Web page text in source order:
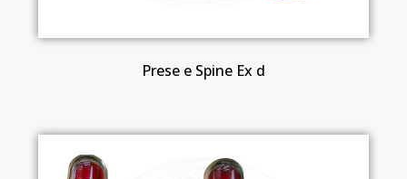
Prese e Spine Ex d